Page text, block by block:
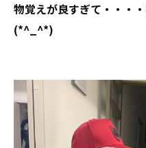
物覚えが良すぎて・・・
(*^_^*)